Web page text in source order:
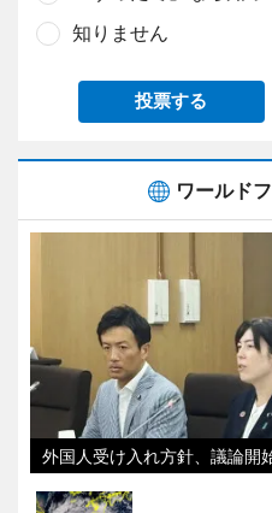
知りません
投票する
ワールド
外国人受け入れ方針、議論開